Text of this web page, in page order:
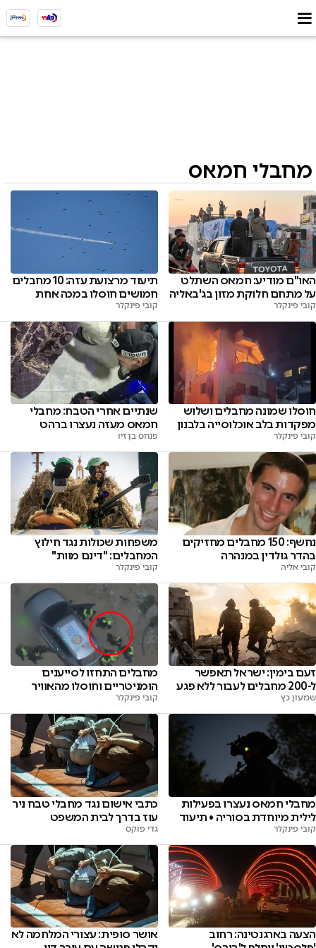
מחבלי חמאס
האו"ם מודיע: חמאס השתלט
על מתחם חלוקת מזון בג'באליה
קובי פינקלר
תיעוד מרצועת עזה: 10 מחבלים
חמושים חוסלו במכה אחת
קובי פינקלר
חוסלו שמונה מחבלים ושלוש
מפקדות בלב אוכלוסייה בלבנון
קובי פינקלר
שנתיים אחרי הטבח: מחבלי
חמאס מעזה נעצרו ברהט
פנחס בן זיו
נחשף: 150 מחבלים מחזיקים
בהדר גולדין במנהרה
קובי אליה
משפחות שכולות נגד חילוץ
המחבלים: "דינם מוות"
קובי פינקלר
זעם בימין: ישראל תאפשר
ל-200 מחבלים לעבור ללא פגע
שמעון כץ
מחבלים התחזו לסייענים
הומניטריים וחוסלו מהאוויר
קובי פינקלר
מחבלי חמאס נעצרו בפעילות
לילית מיוחדת בסוריה • תיעוד
קובי פינקלר
כתבי אישום נגד מחבלי טבח ניר
עוז בדרך לבית המשפט
גדי פוקס
הצעה בארגנטינה: רחוב
אושר סופית: עצורי המלחמה לא